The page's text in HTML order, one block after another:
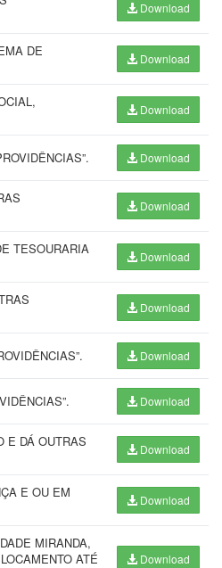
Download
DE
Download
Download
Download
Download
TESOURARIA
Download
Download
Download
Download
E DÁ OUTRAS
Download
E OU EM
Download
MIRANDA,
ATÉ
Download